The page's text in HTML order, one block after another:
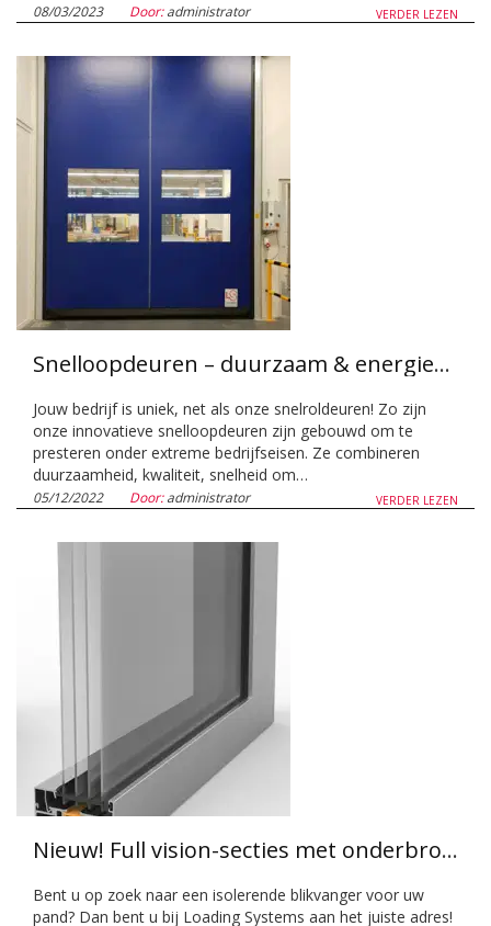
VERDER LEZEN
08/03/2023 Door:administrator
Snelloopdeuren – duurzaam & energiezuinig!
Jouw bedrijf is uniek, net als onze snelroldeuren! Zo zijn
onze innovatieve snelloopdeuren zijn gebouwd om te
presteren onder extreme bedrijfseisen. Ze combineren
duurzaamheid, kwaliteit, snelheid om…
VERDER LEZEN
05/12/2022 Door:administrator
Nieuw! Full vision-secties met onderbroken koudebrug
Bent u op zoek naar een isolerende blikvanger voor uw
pand? Dan bent u bij Loading Systems aan het juiste adres!